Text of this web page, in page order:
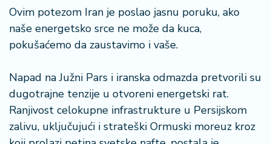
Ovim potezom Iran je poslao jasnu poruku, ako
naše energetsko srce ne može da kuca,
pokušaćemo da zaustavimo i vaše.
Napad na Južni Pars i iranska odmazda pretvorili su
dugotrajne tenzije u otvoreni energetski rat.
Ranjivost celokupne infrastrukture u Persijskom
zalivu, uključujući i strateški Ormuski moreuz kroz